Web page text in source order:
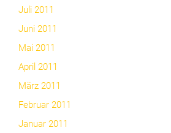
Juli 2011
Juni 2011
Mai 2011
April 2011
März 2011
Februar 2011
Januar 2011